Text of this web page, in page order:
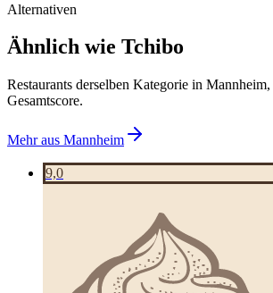
Alternativen
Ähnlich wie Tchibo
Restaurants derselben Kategorie in
Gesamtscore.
Mehr aus Mannheim
9,0